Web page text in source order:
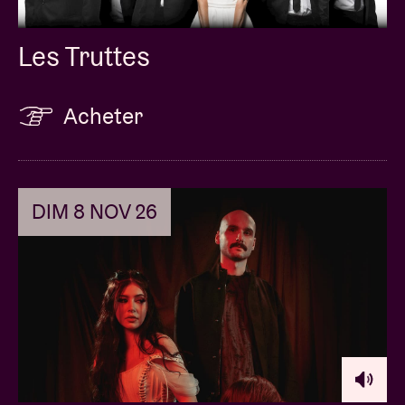
Les Truttes
Acheter
DIM 8 NOV 26